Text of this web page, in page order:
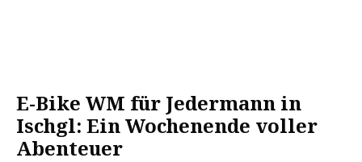
E-Bike WM für Jedermann in
Ischgl: Ein Wochenende voller
Abenteuer